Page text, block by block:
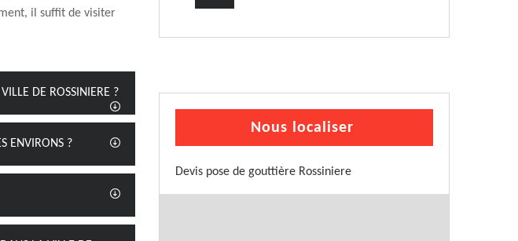
il suffit de visiter
DE ROSSINIERE ?
ENVIRONS ?
Nous localiser
Devis pose de gouttière Rossiniere